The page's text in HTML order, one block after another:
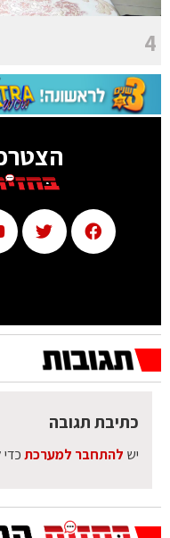
4
כתיבת תגובה
יש להתחבר למערכת